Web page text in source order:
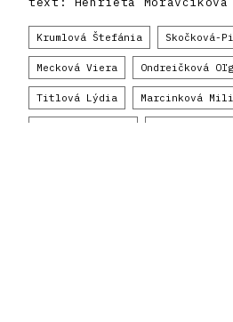
Krumlová Štefánia Skočková-
Mecková Viera Ondreičková
Titlová Lýdia Marcinková